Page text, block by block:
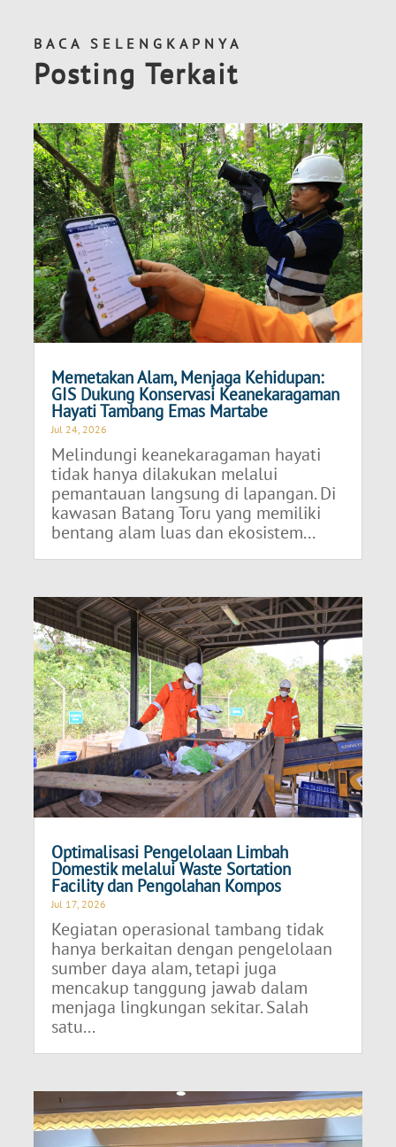
BACA SELENGKAPNYA
Posting Terkait
Memetakan Alam, Menjaga Kehidupan:
GIS Dukung Konservasi Keanekaragaman
Hayati Tambang Emas Martabe
Jul 24, 2026
Melindungi keanekaragaman hayati
tidak hanya dilakukan melalui
pemantauan langsung di lapangan. Di
kawasan Batang Toru yang memiliki
bentang alam luas dan ekosistem...
Optimalisasi Pengelolaan Limbah
Domestik melalui Waste Sortation
Facility dan Pengolahan Kompos
Jul 17, 2026
Kegiatan operasional tambang tidak
hanya berkaitan dengan pengelolaan
sumber daya alam, tetapi juga
mencakup tanggung jawab dalam
menjaga lingkungan sekitar. Salah
satu...